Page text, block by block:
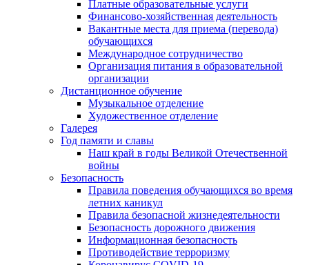
Платные образовательные услуги
Финансово-хозяйственная деятельность
Вакантные места для приема (перевода)
обучающихся
Международное сотрудничество
Организация питания в образовательной
организации
Дистанционное обучение
Музыкальное отделение
Художественное отделение
Галерея
Год памяти и славы
Наш край в годы Великой Отечественной
войны
Безопасность
Правила поведения обучающихся во время
летних каникул
Правила безопасной жизнедеятельности
Безопасность дорожного движения
Информационная безопасность
Противодействие терроризму